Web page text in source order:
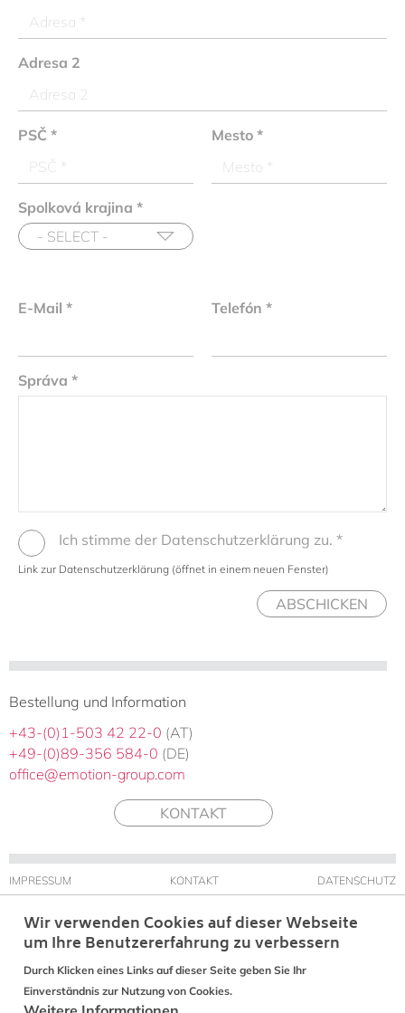
Adresa 2
PSČ * Mesto *
Spolková krajina *
E-Mail * Telefón *
Správa *
Ich stimme der Datenschutzerklärung zu. *
Link zur Datenschutzerklärung (öffnet in einem neuen Fenster)
ABSCHICKEN
Bestellung und Information
+43-(0)1-503 42 22-0 (AT)
+49-(0)89-356 584-0 (DE)
office@emotion-group.com
KONTAKT
IMPRESSUM KONTAKT DATENSCHUTZ
Wir verwenden Cookies auf dieser Webseite
um Ihre Benutzererfahrung zu verbessern
Durch Klicken eines Links auf dieser Seite geben Sie Ihr
Einverständnis zur Nutzung von Cookies.